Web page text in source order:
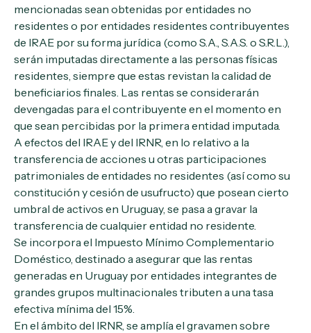
mencionadas sean obtenidas por entidades no
residentes o por entidades residentes contribuyentes
de IRAE por su forma jurídica (como S.A., S.A.S. o S.R.L.),
serán imputadas directamente a las personas físicas
residentes, siempre que estas revistan la calidad de
beneficiarios finales. Las rentas se considerarán
devengadas para el contribuyente en el momento en
que sean percibidas por la primera entidad imputada.
A efectos del IRAE y del IRNR, en lo relativo a la
transferencia de acciones u otras participaciones
patrimoniales de entidades no residentes (así como su
constitución y cesión de usufructo) que posean cierto
umbral de activos en Uruguay, se pasa a gravar la
transferencia de cualquier entidad no residente.
Se incorpora el Impuesto Mínimo Complementario
Doméstico, destinado a asegurar que las rentas
generadas en Uruguay por entidades integrantes de
grandes grupos multinacionales tributen a una tasa
efectiva mínima del 15%.
En el ámbito del IRNR, se amplía el gravamen sobre